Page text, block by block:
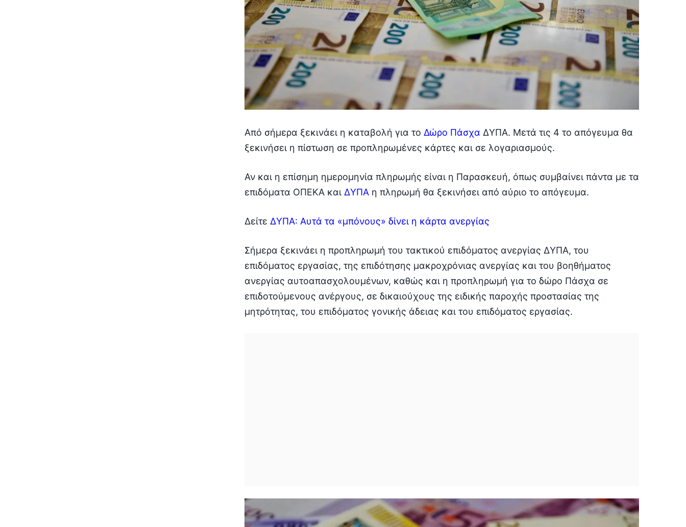
Από σήμερα ξεκινάει η καταβολή για το Δώρο Πάσχα ΔΥΠΑ. Μετά τις 4 το απόγευμα θα
ξεκινήσει η πίστωση σε προπληρωμένες κάρτες και σε λογαριασμούς.
Αν και η επίσημη ημερομηνία πληρωμής είναι η Παρασκευή, όπως συμβαίνει πάντα με τα
επιδόματα ΟΠΕΚΑ και ΔΥΠΑη πληρωμή θα ξεκινήσει από αύριο το απόγευμα.
Δείτε ΔΥΠΑ: Αυτά τα «μπόνους» δίνει η κάρτα ανεργίας
Σήμερα ξεκινάει η προπληρωμή του τακτικού επιδόματος ανεργίας ΔΥΠΑ, του
επιδόματος εργασίας, της επιδότησης μακροχρόνιας ανεργίας και του βοηθήματος
ανεργίας αυτοαπασχολουμένων, καθώς και η προπληρωμή για το δώρο Πάσχα σε
επιδοτούμενους ανέργους, σε δικαιούχους της ειδικής παροχής προστασίας της
μητρότητας, του επιδόματος γονικής άδειας και του επιδόματος εργασίας.